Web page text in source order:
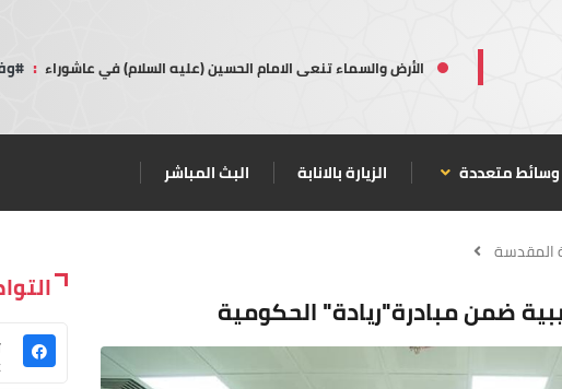
الأرض والسماء تنعى الامام الحسين (عليه السلام) في عاشوراء :
وسائط متعددة الزيارة بالانابة البث المباشر
المقدسة
ضمن مبادرة"ريادة" الحكومية